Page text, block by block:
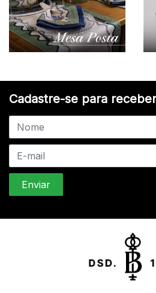
Cadastre-se para